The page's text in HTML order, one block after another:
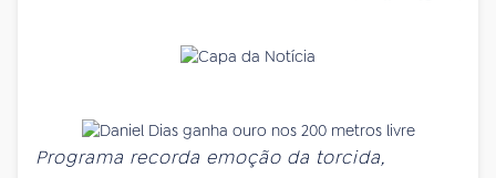
Programa recorda emoção da torcida,